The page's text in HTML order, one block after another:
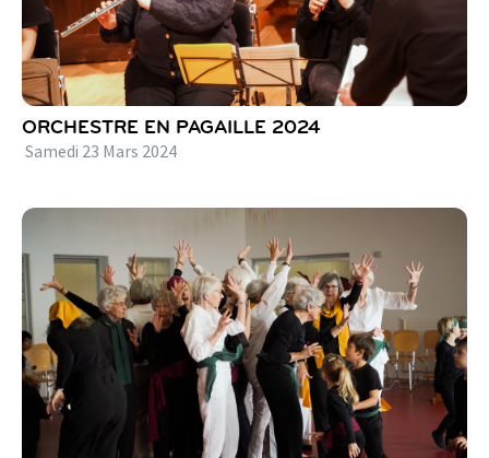
ORCHESTRE EN PAGAILLE 2024
Samedi 23 Mars 2024